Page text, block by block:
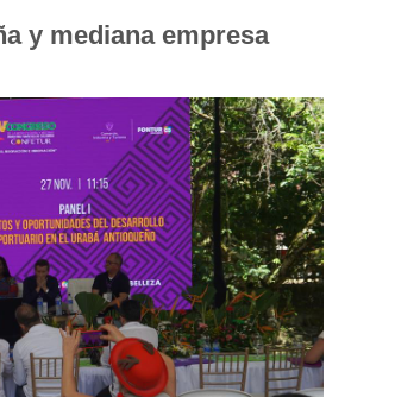
y mediana empresa